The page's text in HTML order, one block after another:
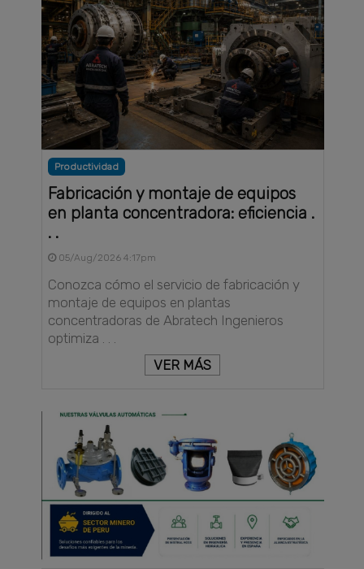
Productividad
Fabricación y montaje de equipos
en planta concentradora: eficiencia .
. .
05/Aug/2026 4:17pm
Conozca cómo el servicio de fabricación y
montaje de equipos en plantas
concentradoras de Abratech Ingenieros
optimiza . . .
VER MÁS